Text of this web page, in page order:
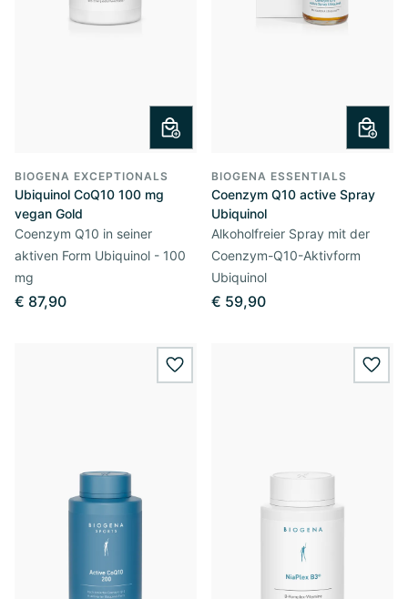
BIOGENA EXCEPTIONALS
Ubiquinol CoQ10 100 mg
vegan Gold
Coenzym Q10 in seiner
aktiven Form Ubiquinol - 100
mg
€ 87,90
BIOGENA ESSENTIALS
Coenzym Q10 active Spray
Ubiquinol
Alkoholfreier Spray mit der
Coenzym-Q10-Aktivform
Ubiquinol
€ 59,90
wishlist.add